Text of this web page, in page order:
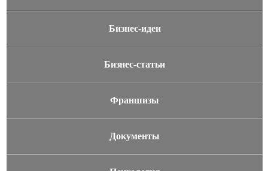
Бизнес-идеи
Бизнес-статьи
Франшизы
Документы